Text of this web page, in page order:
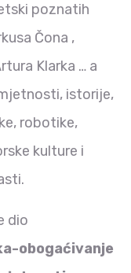
poznatih
Čona ,
Klarka … a
istorije,
robotike,
kulture i
dio
obogaćivanje